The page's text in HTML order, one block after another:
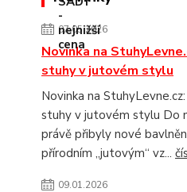
07.05.2026
Novinka na
stuhy v jutovém stylu
Novinka na
stuhy v jutovém stylu Do
právě přibyly nové
přírodním „jutovým“ vz...
09.01.2026